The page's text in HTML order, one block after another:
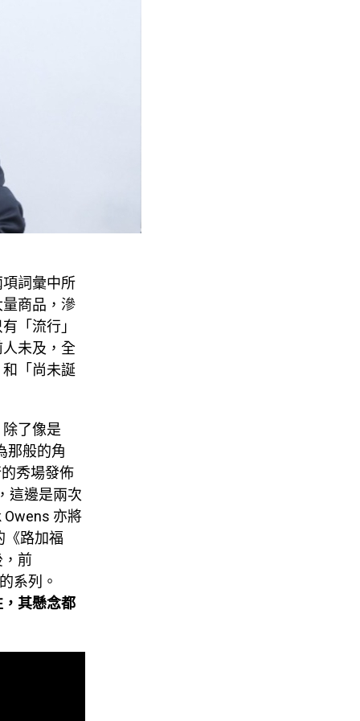
詞彙中所
商品，滲
「流行」
未及，全
「尚未誕
了像是
那般的角
秀場發佈
這邊是兩次
亦將
《路加福
前
系列。
，其懸念都